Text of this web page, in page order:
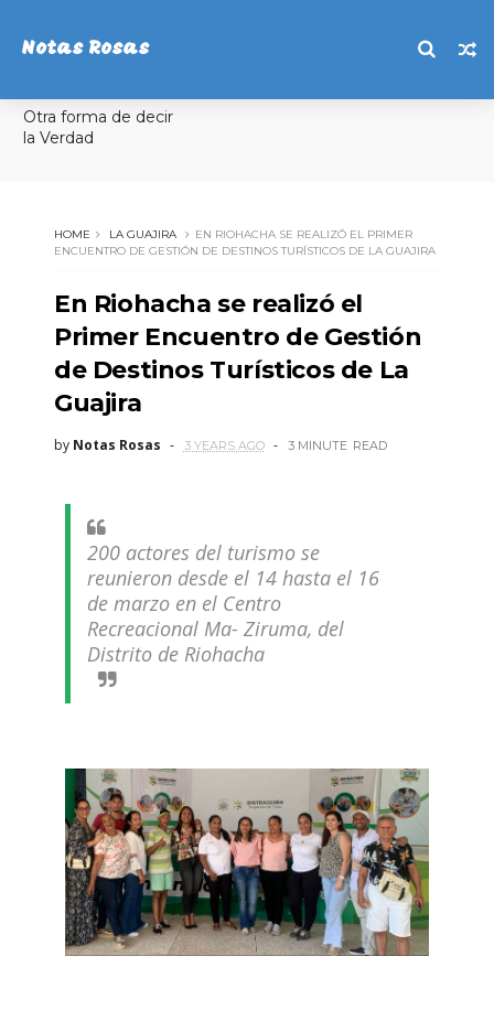
Notas Rosas
Otra forma de decir
la Verdad
HOME LA GUAJIRA
EN RIOHACHA SE REALIZÓ EL PRIMER
ENCUENTRO DE GESTIÓN DE DESTINOS TURÍSTICOS DE LA GUAJIRA
En Riohacha se realizó el
Primer Encuentro de Gestión
de Destinos Turísticos de La
Guajira
by Notas Rosas 3 YEARS AGO 3 MINUTE READ
200 actores del turismo se
reunieron desde el 14 hasta el 16
de marzo en el Centro
Recreacional Ma- Ziruma, del
Distrito de Riohacha